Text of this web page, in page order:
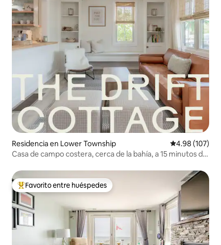
Residencia en Lower Township Calificación
4.98 (107)
Casa de campo costera, cerca de la bahía, a 15 minutos de
De los mejores en Favorito entre huéspedes
Favorito entre huéspedes